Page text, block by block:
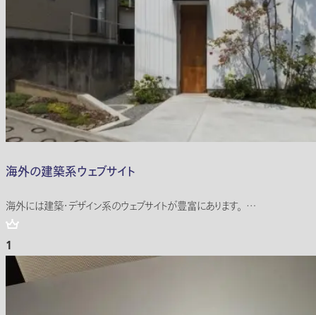
海外の建築系ウェブサイト
海外には建築・デザイン系のウェブサイトが豊富にあります。 …
1